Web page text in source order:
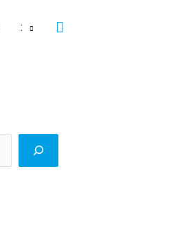
: Suchen